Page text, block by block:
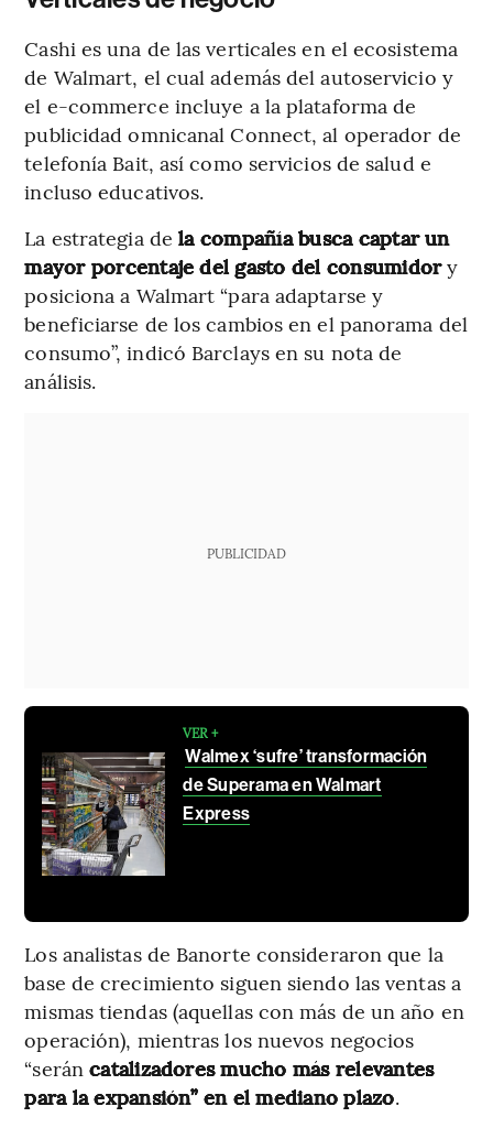
Cashi es una de las verticales en el ecosistema
de Walmart, el cual además del autoservicio y
el e-commerce incluye a la plataforma de
publicidad omnicanal Connect, al operador de
telefonía Bait, así como servicios de salud e
incluso educativos.
La estrategia de la compañía busca captar un
mayor porcentaje del gasto del consumidory
posiciona a Walmart “para adaptarse y
beneficiarse de los cambios en el panorama del
consumo”, indicó Barclays en su nota de
análisis.
PUBLICIDAD
VER +
Walmex ‘sufre’ transformación
de Superama en Walmart
Express
Los analistas de Banorte consideraron que la
base de crecimiento siguen siendo las ventas a
mismas tiendas (aquellas con más de un año en
operación), mientras los nuevos negocios
“seráncatalizadores mucho más relevantes
para la expansión” en el mediano plazo.